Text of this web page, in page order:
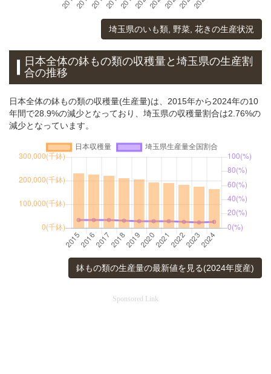
埼玉県のいも類, 野菜, 花きの生産状況
日本全体の鉢もの類の収穫量と埼玉県の生産割
合の推移
日本全体の鉢もの類の収穫量(生産量)は、2015年から2024年の10
年間で28.9%の減少となっており、埼玉県の収穫量割合は2.76%の
減少となっています。
鉢もの類の生産量の最新値を見る(2024年度産)
Sponsored Link